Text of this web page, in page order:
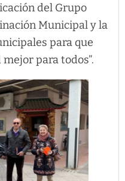
del Grupo
Municipal y la
para que
para todos”.